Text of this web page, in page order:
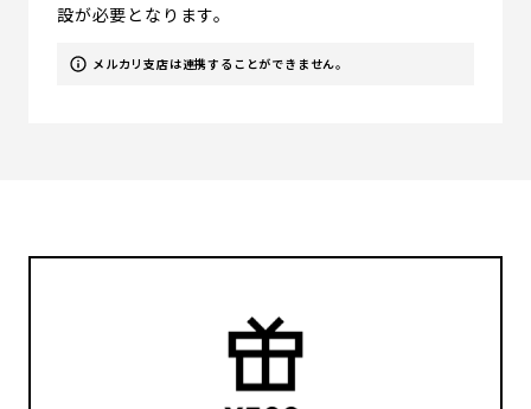
設が必要となります。
メルカリ支店は連携することができません。